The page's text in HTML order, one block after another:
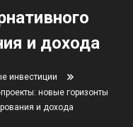
и дохода
инвестиции
новые горизонты
и дохода